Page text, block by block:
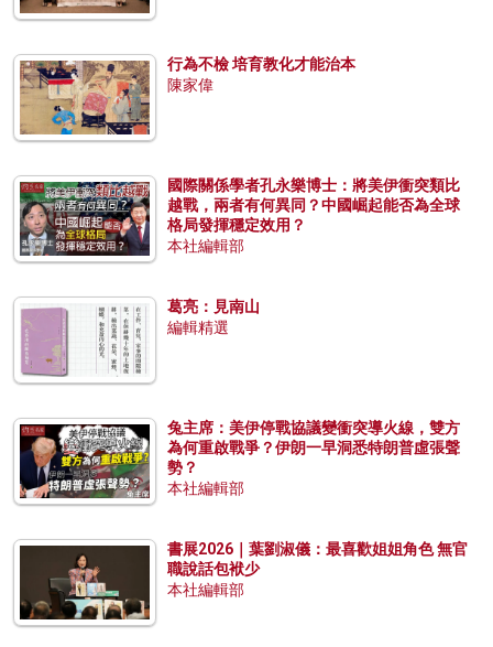
行為不檢 培育教化才能治本
陳家偉
國際關係學者孔永樂博士：將美伊衝突類比
越戰，兩者有何異同？中國崛起能否為全球
格局發揮穩定效用？
本社編輯部
葛亮：見南山
編輯精選
兔主席：美伊停戰協議變衝突導火線，雙方
為何重啟戰爭？伊朗一早洞悉特朗普虛張聲
勢？
本社編輯部
書展2026｜葉劉淑儀：最喜歡姐姐角色 無官
職說話包袱少
本社編輯部